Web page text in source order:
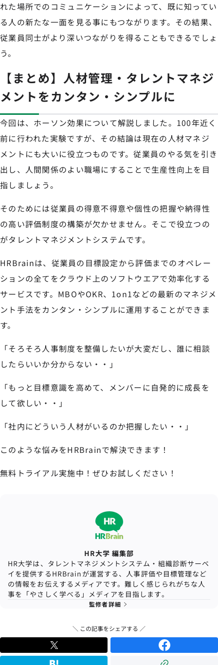
れた場所でのコミュニケーションによって、既に知ってい
る人の新たな一面を見る事にもつながります。その結果、
従業員同士がより深いつながりを得ることもできるでしょ
う。
【まとめ】人材管理・タレントマネジ
メントをカンタン・シンプルに
今回は、ホーソン効果について解説しました。100年近く
前に行われた実験ですが、その結論は現在の人材マネジ
メントにも大いに役立つものです。従業員のやる気を引き
出し、人間関係のよい職場にすることで生産性向上を目
指しましょう。
そのためには従業員の得意不得意や個性の把握や納得性
の高い評価制度の構築が欠かせません。そこで役立つの
がタレントマネジメントシステムです。
HRBrainは、従業員の目標設定から評価までのオペレー
ションの全てをクラウド上のソフトウエアで効率化する
サービスです。MBOやOKR、1on1などの最新のマネジメ
ント手法をカンタン・シンプルに運用することができま
す。
「そろそろ人事制度を整備したいが大変だし、誰に相談
したらいいか分からない・・」
「もっと目標意識を高めて、メンバーに自発的に成長を
して欲しい・・」
「社内にどういう人材がいるのか把握したい・・」
このような悩みをHRBrainで解決できます！
無料トライアル実施中！ぜひお試しください！
HR大学 編集部
HR大学は、タレントマネジメントシステム・組織診断サーベ
イを提供するHRBrainが運営する、人事評価や目標管理など
の情報をお伝えするメディアです。難しく感じられがちな人
事を「やさしく学べる」メディアを目指します。
監修者詳細
＼ この記事をシェアする ／